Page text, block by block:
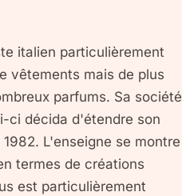
italien particulièrement
vêtements mais de plus
parfums. Sa société
ci décida d'étendre son
L'enseigne se montre
termes de créations
est particulièrement